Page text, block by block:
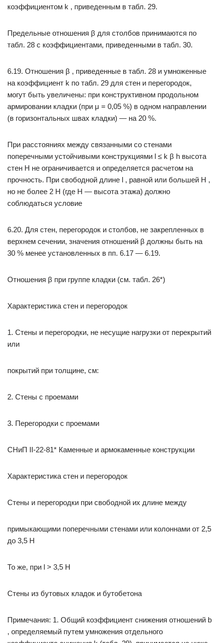
коэффициентом k , приведенным в табл. 29.
Предельные отношения β для столбов принимаются по
табл. 28 с коэффициентами, приведенными в табл. 30.
6.19. Отношения β , приведенные в табл. 28 и умноженные
на коэффициент k по табл. 29 для стен и перегородок,
могут быть увеличены: при конструктивном продольном
армировании кладки (при μ = 0,05 %) в одном направлении
(в горизонтальных швах кладки) — на 20 %.
При расстояниях между связанными со стенами
поперечными устойчивыми конструкциями l ≤ k β h высота
стен H не ограничивается и определяется расчетом на
прочность. При свободной длине l , равной или большей H ,
но не более 2 H (где H — высота этажа) должно
соблюдаться условие
6.20. Для стен, перегородок и столбов, не закрепленных в
верхнем сечении, значения отношений β должны быть на
30 % менее установленных в пп. 6.17 — 6.19.
Отношения β при группе кладки (см. табл. 26*)
Характеристика стен и перегородок
1. Стены и перегородки, не несущие нагрузки от перекрытий
или
покрытий при толщине, см:
2. Стены с проемами
3. Перегородки с проемами
СНиП II-22-81* Каменные и армокаменные конструкции
Характеристика стен и перегородок
Стены и перегородки при свободной их длине между
примыкающими поперечными стенами или колоннами от 2,5
до 3,5 H
То же, при l > 3,5 H
Стены из бутовых кладок и бутобетона
Примечания: 1. Общий коэффициент снижения отношений b
, определяемый путем умножения отдельного